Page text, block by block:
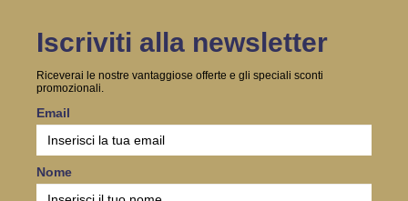
Iscriviti alla newsletter
Riceverai le nostre vantaggiose offerte e gli speciali sconti
promozionali.
Email
Nome